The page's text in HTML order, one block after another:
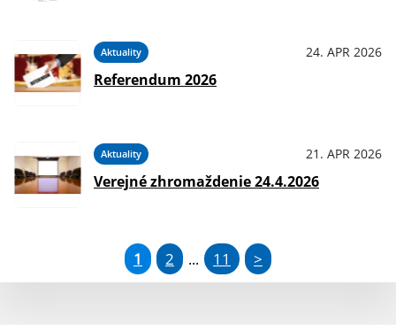
Aktuality 24. APR 2026
Referendum 2026
Aktuality 21. APR 2026
Verejné zhromaždenie 24.4.2026
1 2 ... 11 >